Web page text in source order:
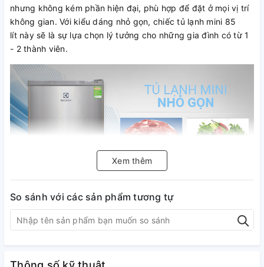
nhưng không kém phần hiện đại, phù hợp để đặt ở mọi vị trí
không gian. Với kiểu dáng nhỏ gọn, chiếc tủ lạnh mini 85
lít này sẽ là sự lựa chọn lý tưởng cho những gia đình có từ 1
- 2 thành viên.
Tiết kiệm điện năng tối ưu
Xem thêm
So sánh với các sản phẩm tương tự